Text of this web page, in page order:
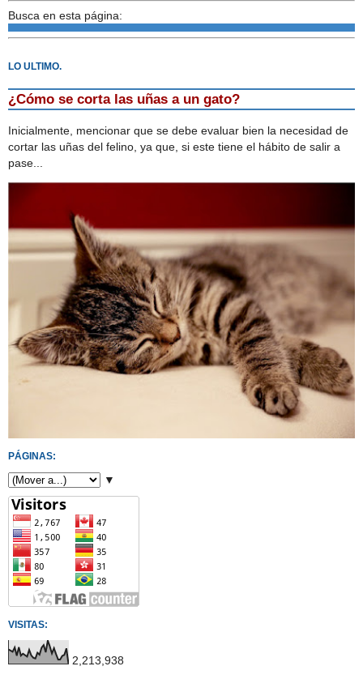
Busca en esta página:
LO ULTIMO.
¿Cómo se corta las uñas a un gato?
Inicialmente, mencionar que se debe evaluar bien la necesidad de
cortar las uñas del felino, ya que, si este tiene el hábito de salir a
pase...
PÁGINAS:
▼
VISITAS:
2,213,938